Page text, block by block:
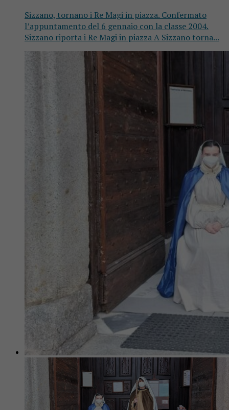
Sizzano, tornano i Re Magi in piazza. Confermato
l’appuntamento del 6 gennaio con la classe 2004.
Sizzano riporta i Re Magi in piazza A Sizzano torna...